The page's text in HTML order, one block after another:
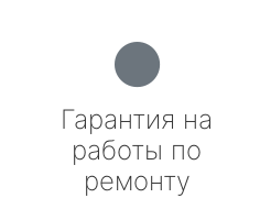
Гарантия на
работы по
ремонту